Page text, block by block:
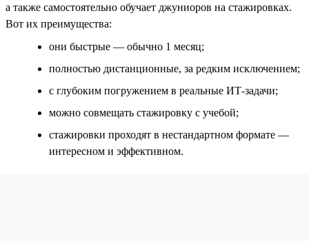
а также самостоятельно обучает джуниоров на стажировках.
Вот их преимущества:
они быстрые — обычно 1 месяц;
полностью дистанционные, за редким исключением;
с глубоким погружением в реальные ИТ-задачи;
можно совмещать стажировку с учебой;
стажировки проходят в нестандартном формате —
интересном и эффективном.